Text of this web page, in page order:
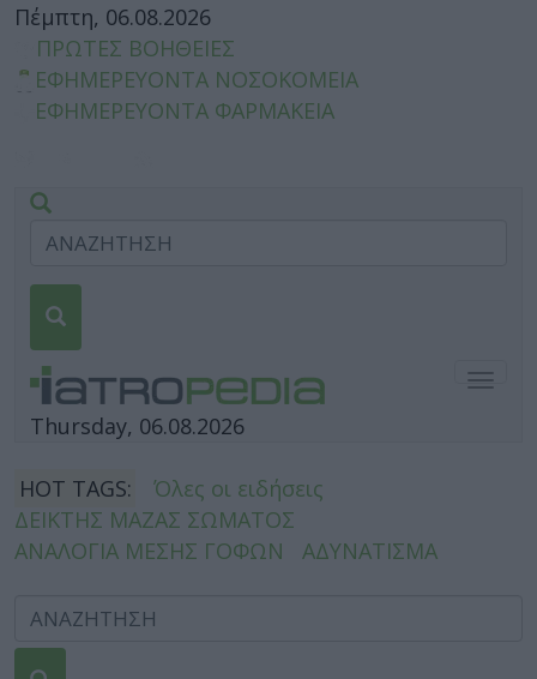
Πέμπτη, 06.08.2026
ΠΡΩΤΕΣ ΒΟΗΘΕΙΕΣ
ΕΦΗΜΕΡΕΥΟΝΤΑ ΝΟΣΟΚΟΜΕΙΑ
ΕΦΗΜΕΡΕΥΟΝΤΑ ΦΑΡΜΑΚΕΙΑ
Thursday, 06.08.2026
HOT TAGS:
Όλες οι ειδήσεις
ΔΕΙΚΤΗΣ ΜΑΖΑΣ ΣΩΜΑΤΟΣ
ΑΝΑΛΟΓΙΑ ΜΕΣΗΣ ΓΟΦΩΝ
ΑΔΥΝΑΤΙΣΜΑ